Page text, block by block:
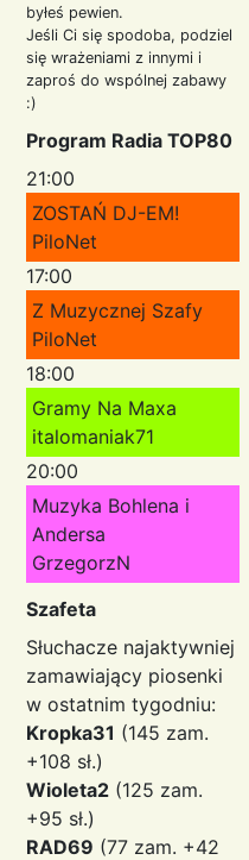
byłeś pewien.
Jeśli Ci się spodoba, podziel
się wrażeniami z innymi i
zaproś do wspólnej zabawy
:)
Program Radia TOP80
21:00
ZOSTAŃ DJ-EM!
PiloNet
17:00
Z Muzycznej Szafy
PiloNet
18:00
Gramy Na Maxa
italomaniak71
20:00
Muzyka Bohlena i
Andersa
GrzegorzN
Szafeta
Słuchacze najaktywniej
zamawiający piosenki
w ostatnim tygodniu:
Kropka31 (145 zam.
+108 sł.)
Wioleta2 (125 zam.
+95 sł.)
RAD69 (77 zam. +42